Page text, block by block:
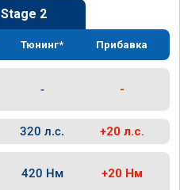
Stage 2
Тюнинг* Прибавка
- -
320 л.с. +20 л.с.
420 Нм +20 Нм